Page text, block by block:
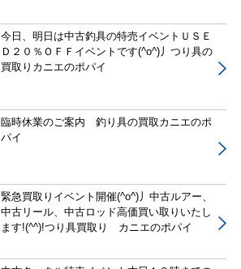
今日、明日は中古釣具の特売イベントＵＳＥ
Ｄ２０％ＯＦＦイベントです(^o^)丿つり具の
買取りカニエのポパイ
臨時休業のご案内 釣り具の買取カニエのポ
パイ
緊急買取りイベント開催(^o^)丿中古ルアー、
中古リール、中古ロッド高価買い取りいたし
ます!(^^)!つり具買取り カニエのポパイ